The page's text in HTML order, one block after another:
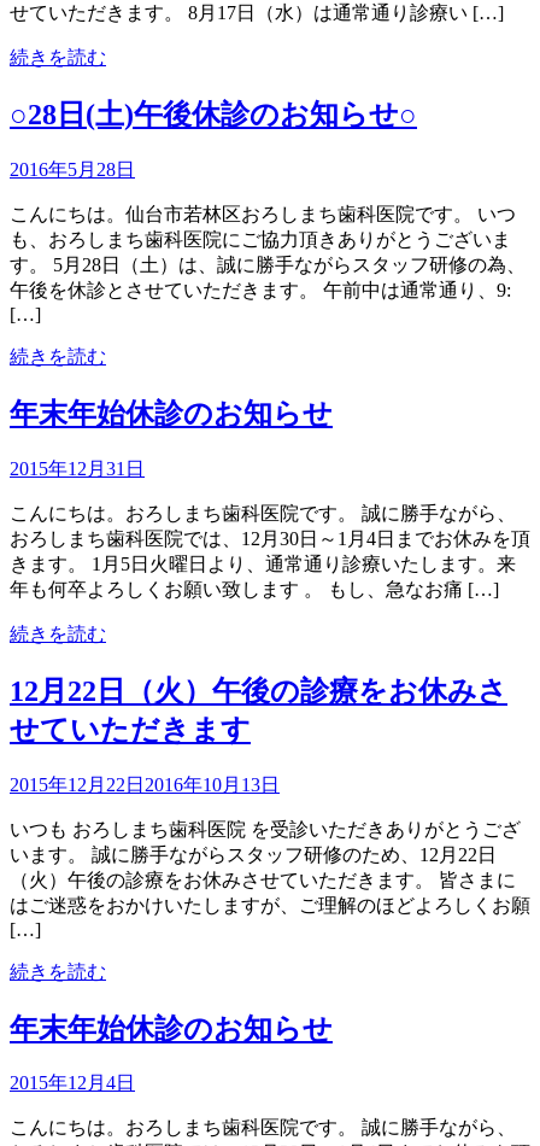
せていただきます。 8月17日（水）は通常通り診療い […]
続きを読む
○28日(土)午後休診のお知らせ○
2016年5月28日
こんにちは。仙台市若林区おろしまち歯科医院です。 いつ
も、おろしまち歯科医院にご協力頂きありがとうございま
す。 5月28日（土）は、誠に勝手ながらスタッフ研修の為、
午後を休診とさせていただきます。 午前中は通常通り、9:
[…]
続きを読む
年末年始休診のお知らせ
2015年12月31日
こんにちは。おろしまち歯科医院です。 誠に勝手ながら、
おろしまち歯科医院では、12月30日～1月4日までお休みを頂
きます。 1月5日火曜日より、通常通り診療いたします。来
年も何卒よろしくお願い致します 。 もし、急なお痛 […]
続きを読む
12月22日（火）午後の診療をお休みさ
せていただきます
2015年12月22日 2016年10月13日
いつも おろしまち歯科医院 を受診いただきありがとうござ
います。 誠に勝手ながらスタッフ研修のため、12月22日
（火）午後の診療をお休みさせていただきます。 皆さまに
はご迷惑をおかけいたしますが、ご理解のほどよろしくお願
[…]
続きを読む
年末年始休診のお知らせ
2015年12月4日
こんにちは。おろしまち歯科医院です。 誠に勝手ながら、